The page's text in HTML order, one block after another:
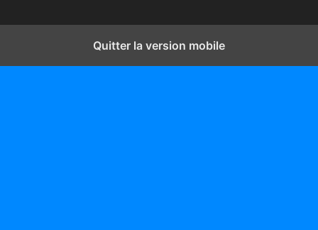
Quitter la version mobile